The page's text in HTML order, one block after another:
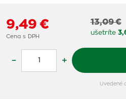
9,49 €
Cena s DPH
13,09 €
ušetríte
– +
Uvedené